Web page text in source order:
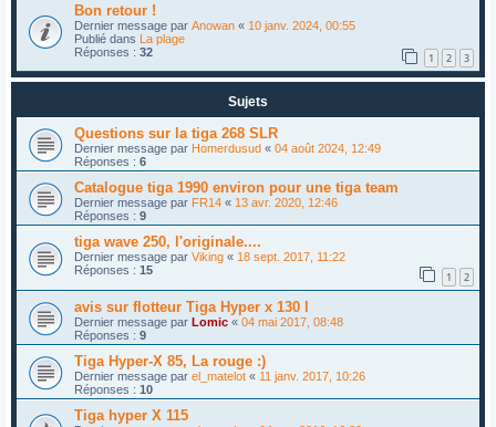
Bon retour !
Dernier message par Anowan « 10 janv. 2024, 00:55
Publié dans La plage
Réponses : 32 1 2 3
Sujets
Questions sur la tiga 268 SLR
Dernier message par Homerdusud « 04 août 2024, 12:49
Réponses : 6
Catalogue tiga 1990 environ pour une tiga team
Dernier message par FR14 « 13 avr. 2020, 12:46
Réponses : 9
tiga wave 250, l'originale....
Dernier message par Viking « 18 sept. 2017, 11:22
Réponses : 15 1 2
avis sur flotteur Tiga Hyper x 130 l
Dernier message par Lomic « 04 mai 2017, 08:48
Réponses : 9
Tiga Hyper-X 85, La rouge :)
Dernier message par el_matelot « 11 janv. 2017, 10:26
Réponses : 10
Tiga hyper X 115